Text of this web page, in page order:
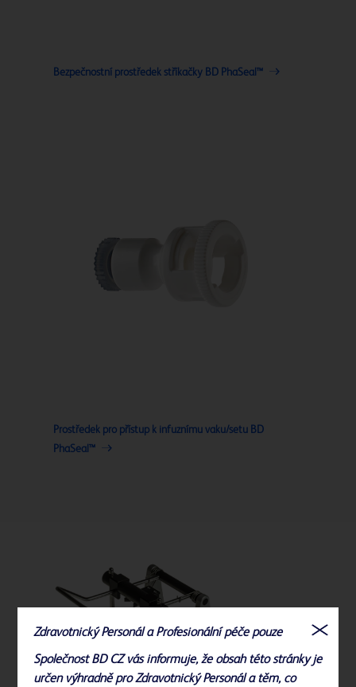
Bezpečnostní prostředek stříkačky BD PhaSeal™
Prostředek pro přístup k infuznímu vaku/setu BD
PhaSeal™
Zdravotnický Personál a Profesionální péče pouze
Společnost BD CZ vás informuje, že obsah této stránky je
určen výhradně pro Zdravotnický Personál a těm, co